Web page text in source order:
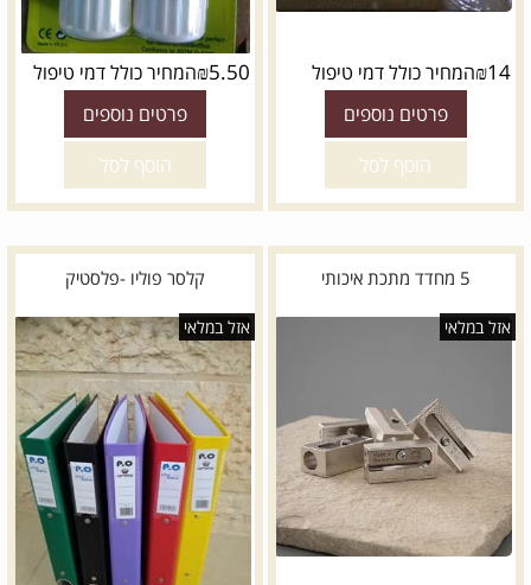
₪14 המחיר כולל דמי טיפול
פרטים נוספים
הוסף לסל
₪5.50 המחיר כולל דמי טיפול
פרטים נוספים
הוסף לסל
5 מחדד מתכת איכותי
אזל במלאי
קלסר פוליו -פלסטיק
אזל במלאי